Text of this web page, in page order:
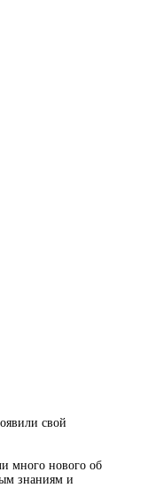
свой
много нового об
знаниям и